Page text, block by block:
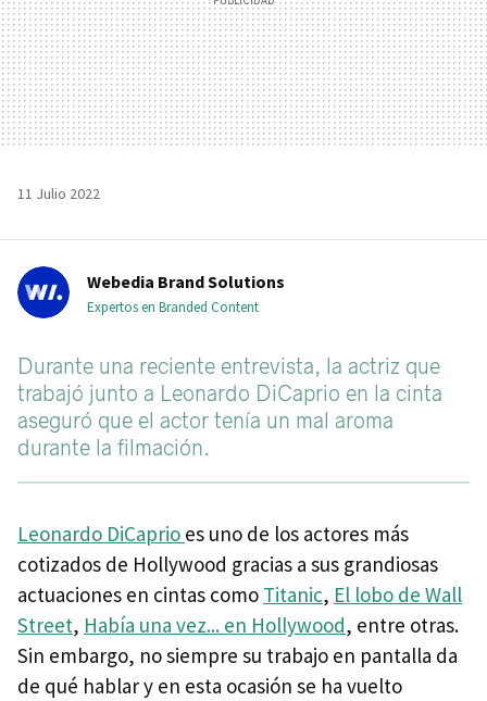
11 Julio 2022
Webedia Brand Solutions
Expertos en Branded Content
Durante una reciente entrevista, la actriz que
trabajó junto a Leonardo DiCaprio en la cinta
aseguró que el actor tenía un mal aroma
durante la filmación.
Leonardo DiCaprio es uno de los actores más
cotizados de Hollywood gracias a sus grandiosas
actuaciones en cintas como Titanic, El lobo de Wall
Street, Había una vez... en Hollywood, entre otras.
Sin embargo, no siempre su trabajo en pantalla da
de qué hablar y en esta ocasión se ha vuelto